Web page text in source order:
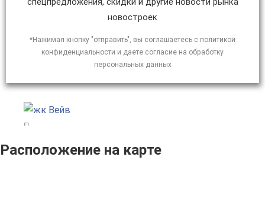
новостроек
*Нажимая кнопку "отправить", вы соглашаетесь с политикой
конфиденциальности и даете согласие на обработку
персональных данных
Расположение на карте